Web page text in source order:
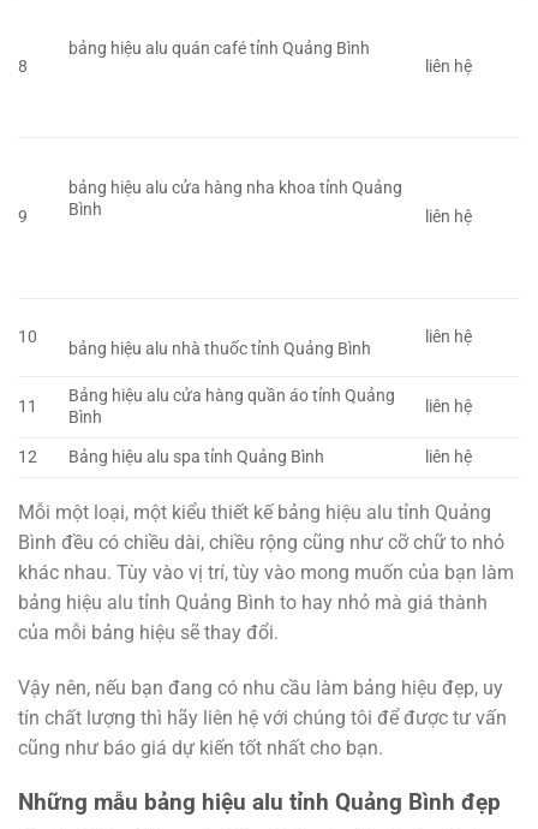
8
bảng hiệu alu quán café tỉnh Quảng Bình
liên hệ
9
bảng hiệu alu cửa hàng nha khoa tỉnh Quảng
Bình
liên hệ
10
bảng hiệu alu nhà thuốc tỉnh Quảng Bình
liên hệ
11
Bảng hiệu alu cửa hàng quần áo tỉnh Quảng
Bình
liên hệ
12 Bảng hiệu alu spa tỉnh Quảng Bình liên hệ
Mỗi một loại, một kiểu thiết kế bảng hiệu alu tỉnh Quảng
Bình đều có chiều dài, chiều rộng cũng như cỡ chữ to nhỏ
khác nhau. Tùy vào vị trí, tùy vào mong muốn của bạn làm
bảng hiệu alu tỉnh Quảng Bình to hay nhỏ mà giá thành
của mỗi bảng hiệu sẽ thay đổi.
Vậy nên, nếu bạn đang có nhu cầu làm bảng hiệu đẹp, uy
tín chất lượng thì hãy liên hệ với chúng tôi để được tư vấn
cũng như báo giá dự kiến tốt nhất cho bạn.
Những mẫu bảng hiệu alu tỉnh Quảng Bình đẹp